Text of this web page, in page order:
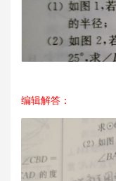
编辑解答：